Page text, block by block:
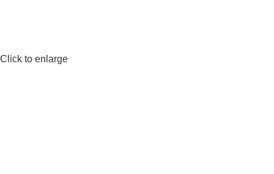
Click to enlarge